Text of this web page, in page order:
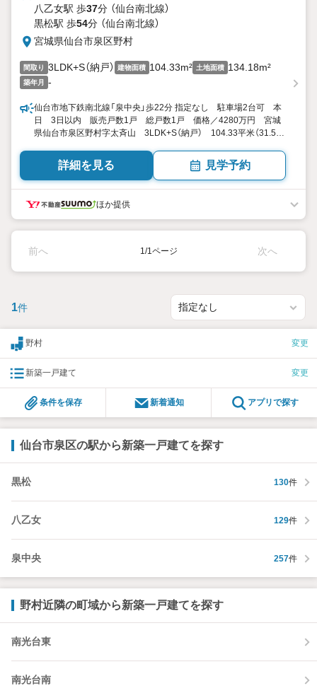
八乙女駅 歩37分 （仙台南北線）
黒松駅 歩54分 （仙台南北線）
宮城県仙台市泉区野村
間取り 3LDK+S（納戸） 建物面積 104.33m² 土地面積 134.18m²
築年月 -
仙台市地下鉄南北線「泉中央」歩22分 指定なし 駐車場2台可 本
日 3日以内 販売戸数1戸 総戸数1戸 価格／4280万円 宮城
県仙台市泉区野村字太斉山 3LDK+S（納戸） 104.33平米（31.55
詳細を見る 見学予約
ほか提供
前へ 1/1ページ 次へ
1件
野村 変更
新築一戸建て 変更
条件を保存 新着通知 アプリで探す
仙台市泉区の駅から新築一戸建てを探す
黒松 130件
八乙女 129件
泉中央 257件
野村近隣の町域から新築一戸建てを探す
南光台東
南光台南